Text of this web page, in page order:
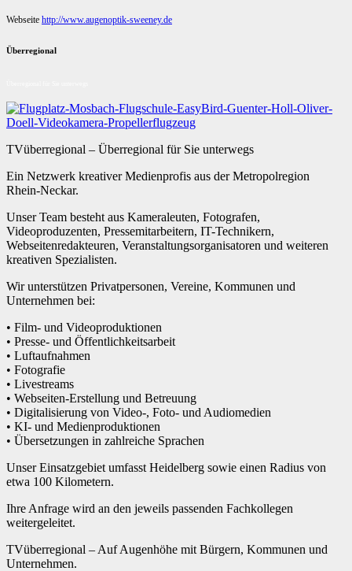
Webseite http://www.augenoptik-sweeney.de
Überregional
TVüberregional – Überregional für Sie unterwegs
Ein Netzwerk kreativer Medienprofis aus der Metropolregion
Rhein-Neckar.
Unser Team besteht aus Kameraleuten, Fotografen,
Videoproduzenten, Pressemitarbeitern, IT-Technikern,
Webseitenredakteuren, Veranstaltungsorganisatoren und weiteren
kreativen Spezialisten.
Wir unterstützen Privatpersonen, Vereine, Kommunen und
Unternehmen bei:
• Film- und Videoproduktionen
• Presse- und Öffentlichkeitsarbeit
• Luftaufnahmen
• Fotografie
• Livestreams
• Webseiten-Erstellung und Betreuung
• Digitalisierung von Video-, Foto- und Audiomedien
• KI- und Medienproduktionen
• Übersetzungen in zahlreiche Sprachen
Unser Einsatzgebiet umfasst Heidelberg sowie einen Radius von
etwa 100 Kilometern.
Ihre Anfrage wird an den jeweils passenden Fachkollegen
weitergeleitet.
TVüberregional – Auf Augenhöhe mit Bürgern, Kommunen und
Unternehmen.